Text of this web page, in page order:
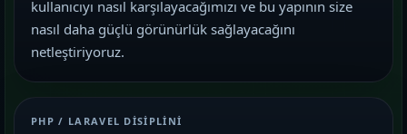
kullanıcıyı nasıl karşılayacağımızı ve bu yapının size
nasıl daha güçlü görünürlük sağlayacağını
netleştiriyoruz.
PHP / LARAVEL DISIPLINI